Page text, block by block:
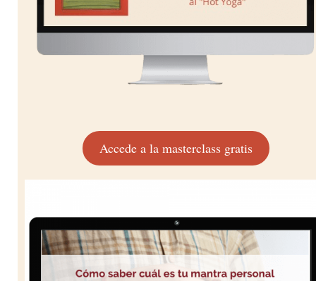
Accede a la masterclass gratis